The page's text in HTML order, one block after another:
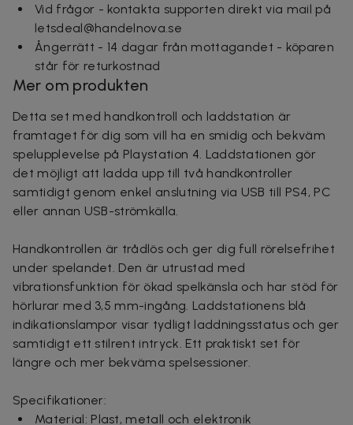
Vid frågor - kontakta supporten direkt via mail på
letsdeal@handelnova.se
Ångerrätt - 14 dagar från mottagandet - köparen
står för returkostnad
Mer om produkten
Detta set med handkontroll och laddstation är
framtaget för dig som vill ha en smidig och bekväm
spelupplevelse på Playstation 4. Laddstationen gör
det möjligt att ladda upp till två handkontroller
samtidigt genom enkel anslutning via USB till PS4, PC
eller annan USB-strömkälla.
Handkontrollen är trådlös och ger dig full rörelsefrihet
under spelandet. Den är utrustad med
vibrationsfunktion för ökad spelkänsla och har stöd för
hörlurar med 3,5 mm-ingång. Laddstationens blå
indikationslampor visar tydligt laddningsstatus och ger
samtidigt ett stilrent intryck. Ett praktiskt set för
längre och mer bekväma spelsessioner.
Specifikationer:
Material: Plast, metall och elektronik